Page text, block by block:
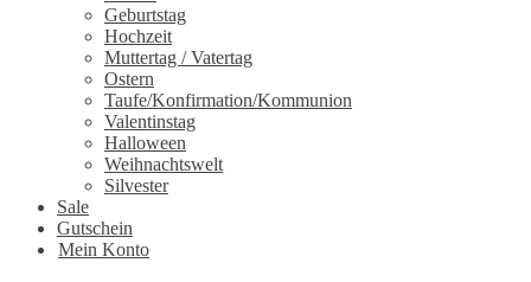
Geburtstag
Hochzeit
Muttertag / Vatertag
Ostern
Taufe/Konfirmation/Kommunion
Valentinstag
Halloween
Weihnachtswelt
Silvester
Sale
Gutschein
Mein Konto